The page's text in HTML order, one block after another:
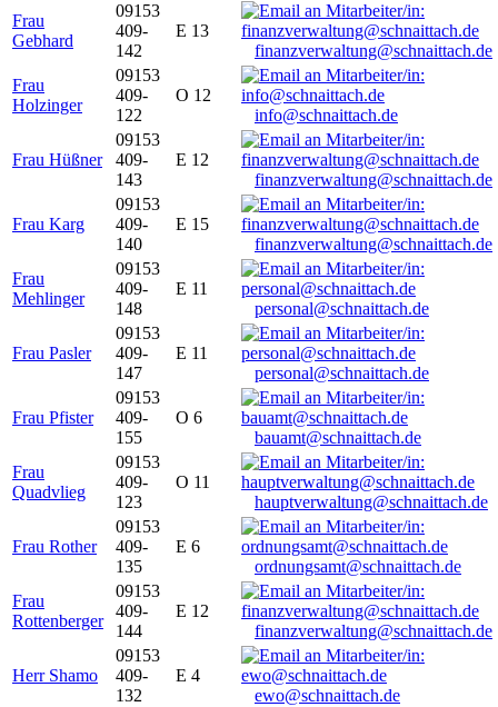
Frau
Gebhard
09153
409-
142
E 13
finanzverwaltung@schnaittach.de
Frau
Holzinger
09153
409-
122
O 12
info@schnaittach.de
Frau Hüßner
09153
409-
143
E 12
finanzverwaltung@schnaittach.de
Frau Karg
09153
409-
140
E 15
finanzverwaltung@schnaittach.de
Frau
Mehlinger
09153
409-
148
E 11
personal@schnaittach.de
Frau Pasler
09153
409-
147
E 11
personal@schnaittach.de
Frau Pfister
09153
409-
155
O 6
bauamt@schnaittach.de
Frau
Quadvlieg
09153
409-
123
O 11
hauptverwaltung@schnaittach.de
Frau Rother
09153
409-
135
E 6
ordnungsamt@schnaittach.de
Frau
Rottenberger
09153
409-
144
E 12
finanzverwaltung@schnaittach.de
Herr Shamo
09153
409-
132
E 4
ewo@schnaittach.de